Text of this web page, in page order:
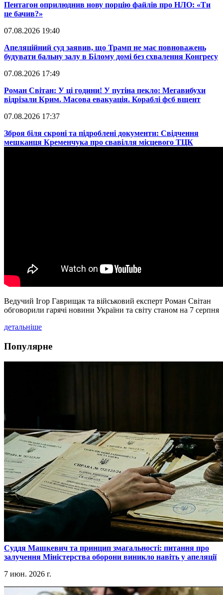
​Пентагон оприлюднив нову порцію файлів про НЛО: «Ти
це бачив?»
07.08.2026 19:40
​Апеляційний суд заявив, що Трамп не має повноважень
будувати бальну залу в Білому домі без схвалення Конгресу
07.08.2026 17:49
​Роман Світан: У ці години! У путіна пекло: Мегавибухи
відрізали Крим. Масова евакуація. Кораблі фсб вщент
07.08.2026 17:37
​Зброя біля скроні та підроблені документи: Свідчення
мешканця Кременчука про свавілля місцевого ТЦК
Ведучий Ігор Гаврищак та військовий експерт Роман Світан
обговорили гарячі новини України та світу станом на 7 серпня
детальніше
Популярне
​Суддя Машкевич та принцип змагальності: питання про
залучення Міністерства оборони виникло навіть у апеляції
7 июн. 2026 г.